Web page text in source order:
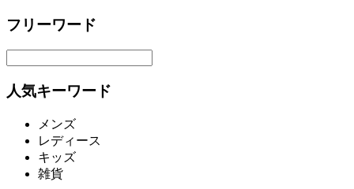
フリーワード
人気キーワード
メンズ
レディース
キッズ
雑貨